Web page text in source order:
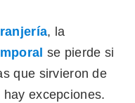
, la
se pierde si
que sirvieron de
excepciones.